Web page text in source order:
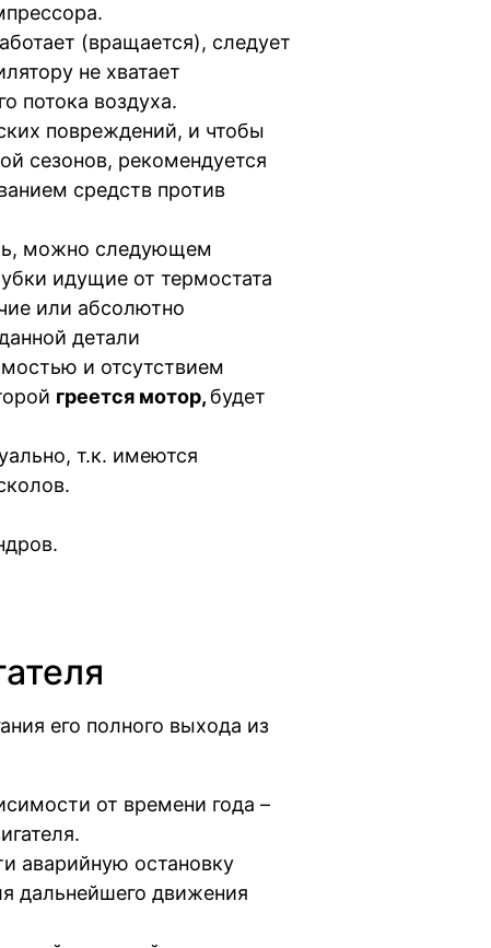
(вращается), следует
не хватает
потока воздуха.
повреждений, и чтобы
сезонов, рекомендуется
средств против
можно следующем
идущие от термостата
или абсолютно
детали
и отсутствием
греется мотор, будет
т.к. имеются
его полного выхода из
от времени года –
аварийную остановку
дальнейшего движения